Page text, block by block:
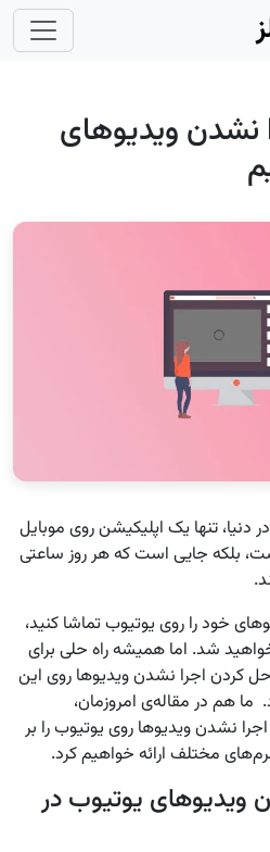
ویدیوهای
دنیا، تنها یک اپلیکیشن روی موبایل
بلکه جایی است که هر روز ساعتی
خود را روی یوتیوب تماشا کنید،
شد. اما همیشه راه حلی برای
اجرا نشدن ویدیوها روی این
هم در مقاله‌ی امروزمان،
نشدن ویدیوها روی یوتیوب را بر
مختلف ارائه خواهیم کرد.
یوتیوب در